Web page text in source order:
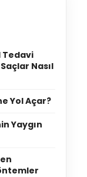
Tedavi
Nasıl
Yol Açar?
Yaygın